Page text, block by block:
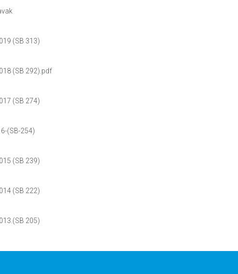
(SB 313)
(SB 292).pdf
(SB 274)
(SB-254)
(SB 239)
(SB 222)
205)